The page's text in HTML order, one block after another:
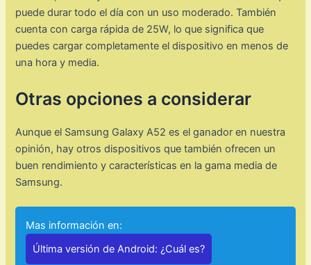
puede durar todo el día con un uso moderado. También
cuenta con carga rápida de 25W, lo que significa que
puedes cargar completamente el dispositivo en menos de
una hora y media.
Otras opciones a considerar
Aunque el Samsung Galaxy A52 es el ganador en nuestra
opinión, hay otros dispositivos que también ofrecen un
buen rendimiento y características en la gama media de
Samsung.
Mas información en:
Última versión de Android: ¿Cuál es?